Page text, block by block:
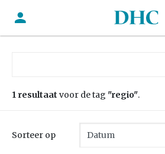
1 resultaat voor de tag "regio".
Sorteer op